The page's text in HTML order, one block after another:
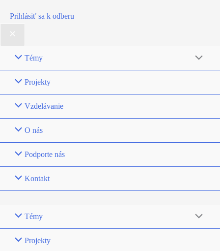
Prihlásiť sa k odberu
Témy
Projekty
Vzdelávanie
O nás
Podporte nás
Kontakt
Témy
Projekty